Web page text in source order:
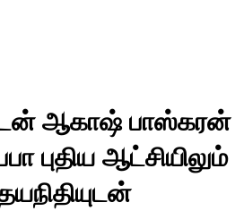
ஆகாஷ் பாஸ்கரன்
புதிய ஆட்சியிலும்